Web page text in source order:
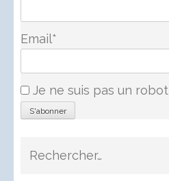
Email*
Je ne suis pas un robot
Rechercher :